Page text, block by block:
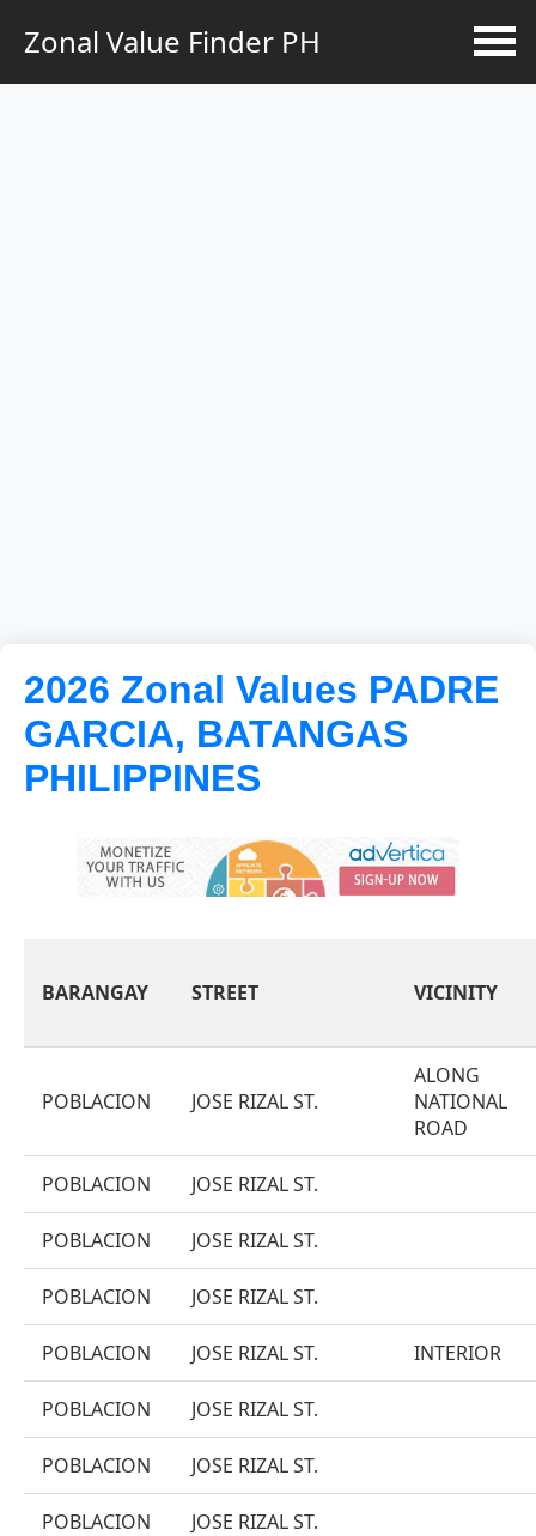
Zonal Value Finder PH
2026 Zonal Values PADRE
GARCIA, BATANGAS
PHILIPPINES
BARANGAY STREET VICINITY
POBLACION JOSE RIZAL ST.
ALONG
NATIONAL
ROAD
POBLACION JOSE RIZAL ST.
POBLACION JOSE RIZAL ST.
POBLACION JOSE RIZAL ST.
POBLACION JOSE RIZAL ST. INTERIOR
POBLACION JOSE RIZAL ST.
POBLACION JOSE RIZAL ST.
POBLACION JOSE RIZAL ST.